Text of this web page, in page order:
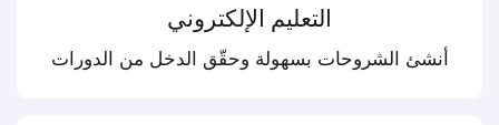
التعليم الإلكتروني
أنشئ الشروحات بسهولة وحقّق الدخل من الدورات